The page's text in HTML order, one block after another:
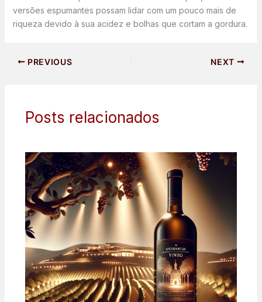
versões espumantes possam lidar com um pouco mais de
riqueza devido à sua acidez e bolhas que cortam a gordura.
PREVIOUS NEXT
Posts relacionados